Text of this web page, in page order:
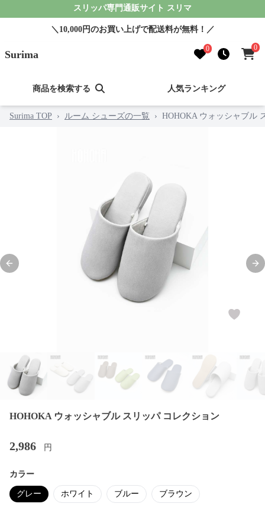
スリッパ専門通販サイト スリマ
＼10,000円のお買い上げで配送料が無料！／
Surima 0 0
商品を検索する 人気ランキング
Surima TOP › ルーム シューズの一覧 › HOHOKA ウォッシャブル
Previous slide
HOHOKA ウォッシャブル スリッパ コレクション
2,986 円
カラー
グレー ホワイト ブルー ブラウン